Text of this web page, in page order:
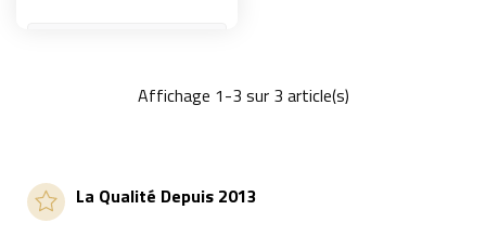
Ajouter au panierAffichage 1-3 sur 3 article(s)
La Qualité Depuis 2013